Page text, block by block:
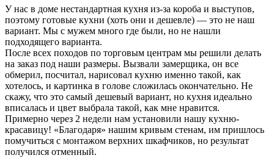
У нас в доме нестандартная кухня из-за короба и выступов,
поэтому готовые кухни (хоть они и дешевле) — это не наш
вариант. Мы с мужем много где были, но не нашли
подходящего варианта.
После всех походов по торговым центрам мы решили делать
на заказ под наши размеры. Вызвали замерщика, он все
обмерил, посчитал, нарисовал кухню именно такой, как
хотелось, и картинка в голове сложилась окончательно. Не
скажу, что это самый дешевый вариант, но кухня идеально
вписалась и цвет выбрала такой, как мне нравится.
Примерно через 2 недели нам установили нашу кухню-
красавицу! «Благодаря» нашим кривым стенам, им пришлось
помучиться с монтажом верхних шкафчиков, но результат
получился отменный.